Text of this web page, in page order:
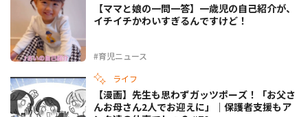
#育児ニュース
【ママと娘の一問一答】一歳児の自己紹介が、
イチイチかわいすぎるんですけど！
ライフ
【漫画】先生も思わずガッツポーズ！「お父さ
んお母さん2人でお迎えに」｜保護者支援もア